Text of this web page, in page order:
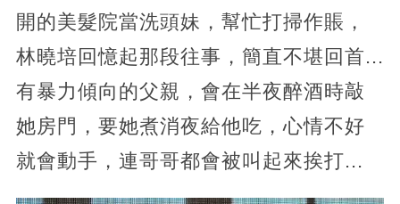
開的美髮院當洗頭妹，幫忙打掃作賬，
林曉培回憶起那段往事，簡直不堪回首...
有暴力傾向的父親，會在半夜醉酒時敲
她房門，要她煮消夜給他吃，心情不好
就會動手，連哥哥都會被叫起來挨打...